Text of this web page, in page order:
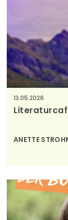
13.05.2026
ANETTE